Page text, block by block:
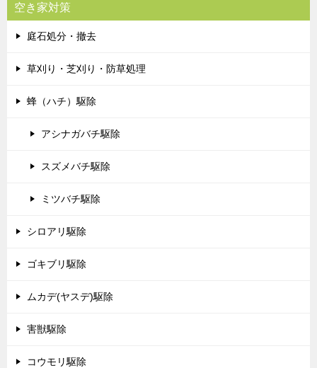
空き家対策
庭石処分・撤去
草刈り・芝刈り・防草処理
蜂（ハチ）駆除
アシナガバチ駆除
スズメバチ駆除
ミツバチ駆除
シロアリ駆除
ゴキブリ駆除
ムカデ(ヤスデ)駆除
害獣駆除
コウモリ駆除